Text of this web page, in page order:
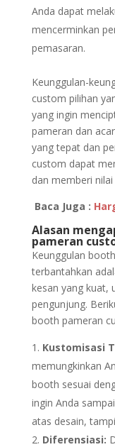
Anda dapat
mencerminkan
pemasaran.
Keunggulan-
custom pilihan
yang ingin
pameran dan
yang tepat dan
custom dapat
dan memberi
Baca Juga :
Alasan
pameran
Keunggulan
terbantahkan
kesan yang kuat,
pengunjung.
booth pameran
Kustomisasi
memungkinkan
booth sesuai
ingin Anda
atas desain,
Diferensiasi: